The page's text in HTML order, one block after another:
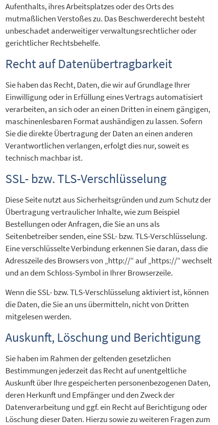
Aufenthalts, ihres Arbeitsplatzes oder des Orts des
mutmaßlichen Verstoßes zu. Das Beschwerderecht besteht
unbeschadet anderweitiger verwaltungsrechtlicher oder
gerichtlicher Rechtsbehelfe.
Recht auf Daten­übertrag­barkeit
Sie haben das Recht, Daten, die wir auf Grundlage Ihrer
Einwilligung oder in Erfüllung eines Vertrags automatisiert
verarbeiten, an sich oder an einen Dritten in einem gängigen,
maschinenlesbaren Format aushändigen zu lassen. Sofern
Sie die direkte Übertragung der Daten an einen anderen
Verantwortlichen verlangen, erfolgt dies nur, soweit es
technisch machbar ist.
SSL- bzw. TLS-Verschlüsselung
Diese Seite nutzt aus Sicherheitsgründen und zum Schutz der
Übertragung vertraulicher Inhalte, wie zum Beispiel
Bestellungen oder Anfragen, die Sie an uns als
Seitenbetreiber senden, eine SSL- bzw. TLS-Verschlüsselung.
Eine verschlüsselte Verbindung erkennen Sie daran, dass die
Adresszeile des Browsers von „http://“ auf „https://“ wechselt
und an dem Schloss-Symbol in Ihrer Browserzeile.
Wenn die SSL- bzw. TLS-Verschlüsselung aktiviert ist, können
die Daten, die Sie an uns übermitteln, nicht von Dritten
mitgelesen werden.
Auskunft, Löschung und Berichtigung
Sie haben im Rahmen der geltenden gesetzlichen
Bestimmungen jederzeit das Recht auf unentgeltliche
Auskunft über Ihre gespeicherten personenbezogenen Daten,
deren Herkunft und Empfänger und den Zweck der
Datenverarbeitung und ggf. ein Recht auf Berichtigung oder
Löschung dieser Daten. Hierzu sowie zu weiteren Fragen zum